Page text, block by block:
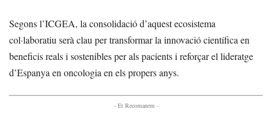
Segons l’ICGEA, la consolidació d’aquest ecosistema
col·laboratiu serà clau per transformar la innovació científica en
beneficis reals i sostenibles per als pacients i reforçar el lideratge
d’Espanya en oncologia en els propers anys.
- Et Recomanem -